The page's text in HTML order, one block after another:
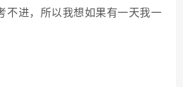
不进，所以我想如果有一天我一